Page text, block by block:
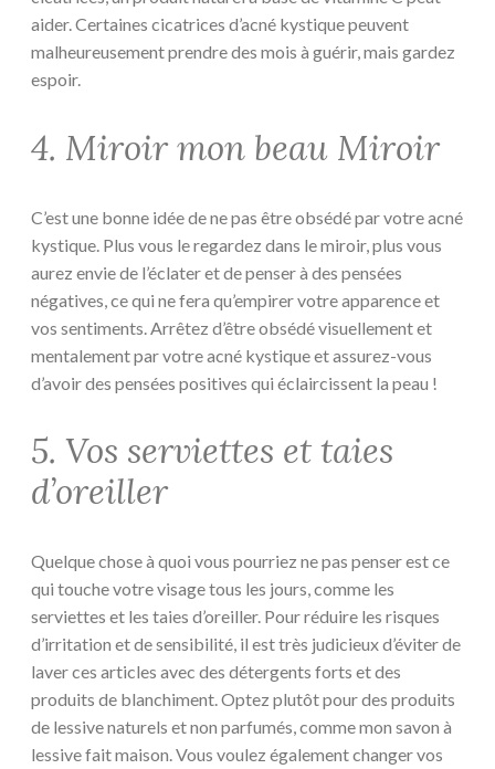
aider. Certaines cicatrices d’acné kystique peuvent
malheureusement prendre des mois à guérir, mais gardez
espoir.
4. Miroir mon beau Miroir
C’est une bonne idée de ne pas être obsédé par votre acné
kystique. Plus vous le regardez dans le miroir, plus vous
aurez envie de l’éclater et de penser à des pensées
négatives, ce qui ne fera qu’empirer votre apparence et
vos sentiments. Arrêtez d’être obsédé visuellement et
mentalement par votre acné kystique et assurez-vous
d’avoir des pensées positives qui éclaircissent la peau !
5. Vos serviettes et taies
d’oreiller
Quelque chose à quoi vous pourriez ne pas penser est ce
qui touche votre visage tous les jours, comme les
serviettes et les taies d’oreiller. Pour réduire les risques
d’irritation et de sensibilité, il est très judicieux d’éviter de
laver ces articles avec des détergents forts et des
produits de blanchiment. Optez plutôt pour des produits
de lessive naturels et non parfumés, comme mon savon à
lessive fait maison. Vous voulez également changer vos